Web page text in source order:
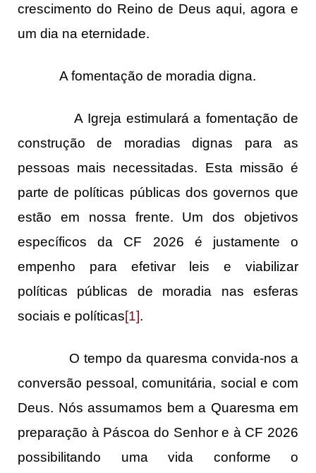
crescimento do Reino de Deus aqui, agora e
um dia na eternidade.
A fomentação de moradia digna.
A Igreja estimulará a fomentação de
construção de moradias dignas para as
pessoas mais necessitadas. Esta missão é
parte de políticas públicas dos governos que
estão em nossa frente. Um dos objetivos
específicos da CF 2026 é justamente o
empenho para efetivar leis e viabilizar
políticas públicas de moradia nas esferas
sociais e políticas[1].
O tempo da quaresma convida-nos a
conversão pessoal, comunitária, social e com
Deus. Nós assumamos bem a Quaresma em
preparação à Páscoa do Senhor e à CF 2026
possibilitando uma vida conforme o